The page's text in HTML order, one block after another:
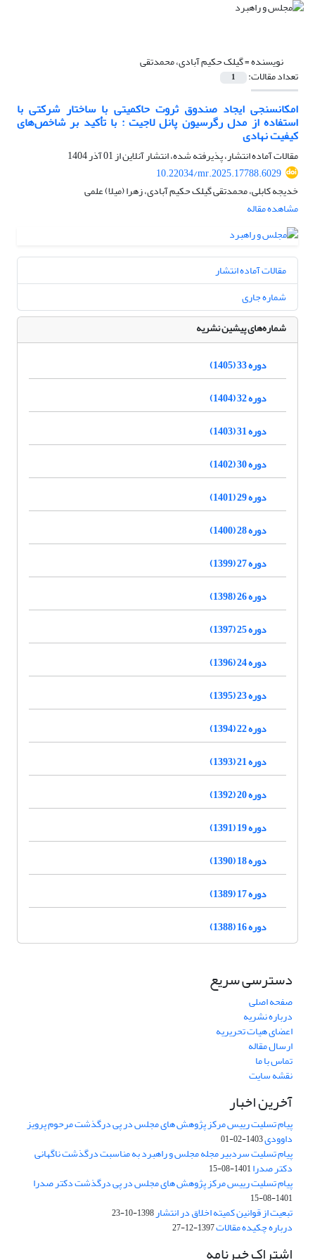
نویسنده =گیلک حکیم آبادی، محمدتقی
تعداد مقالات: 1
امکانسنجی ایجاد صندوق ثروت حاکمیتی با ساختار شرکتی با
استفاده از مدل رگرسیون پانل لاجیت : با تأکید بر شاخص‌های
کیفیت نهادی
مقالات آماده انتشار، پذیرفته شده، انتشار آنلاین از01 آذر 1404
10.22034/mr.2025.17788.6029
خدیجه کابلی، محمدتقی گیلک حکیم آبادی، زهرا (میلا) علمی
مشاهده مقاله
مقالات آماده انتشار
شماره جاری
شماره‌های پیشین نشریه
دوره 33 (1405)
دوره 32 (1404)
دوره 31 (1403)
دوره 30 (1402)
دوره 29 (1401)
دوره 28 (1400)
دوره 27 (1399)
دوره 26 (1398)
دوره 25 (1397)
دوره 24 (1396)
دوره 23 (1395)
دوره 22 (1394)
دوره 21 (1393)
دوره 20 (1392)
دوره 19 (1391)
دوره 18 (1390)
دوره 17 (1389)
دوره 16 (1388)
دسترسی سریع
صفحه اصلی
درباره نشریه
اعضای هیات تحریریه
ارسال مقاله
تماس با ما
نقشه سایت
آخرین اخبار
پیام تسلیت رییس مرکز پژوهش های مجلس در پی درگذشت مرحوم پرویز
داوودی1403-02-01
پیام تسلیت سردبیر مجله مجلس و راهبرد به مناسبت درگذشت ناگهانی
دکتر صدرا1401-08-15
پیام تسلیت رییس مرکز پژوهش های مجلس در پی درگذشت دکتر صدرا
1401-08-15
تبعیت از قوانین کمیته اخلاق در انتشار1398-10-23
درباره چکیده مقالات1397-12-27
اشتراک خبرنامه